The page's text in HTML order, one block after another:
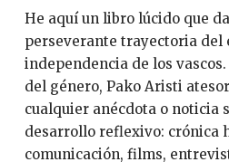
He aquí un libro lúcido que da cuenta de la
perseverante trayectoria del
independencia de los
del género, Pako Aristi
cualquier anécdota o noticia
desarrollo reflexivo: crónica
comunicación, films,